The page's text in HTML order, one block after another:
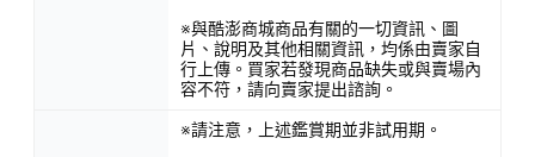
※與酷澎商城商品有關的一切資訊、圖
片、說明及其他相關資訊，均係由賣家自
行上傳。買家若發現商品缺失或與賣場內
容不符，請向賣家提出諮詢。
※請注意，上述鑑賞期並非試用期。